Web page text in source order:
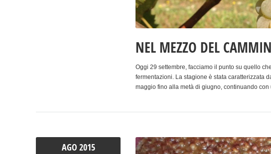
NEL MEZZO DEL
Oggi 29 settembre, facciamo il punto su quello
fermentazioni. La stagione è stata caratterizzata
maggio fino alla metà di giugno, continuando
AGO 2015